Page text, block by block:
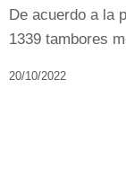
De acuerdo a la
1339 tambores
20/10/2022